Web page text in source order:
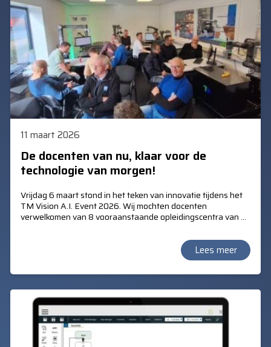
11 maart 2026
De docenten van nu, klaar voor de
technologie van morgen!
Vrijdag 6 maart stond in het teken van innovatie tijdens het
TM Vision A.I. Event 2026. Wij mochten docenten
verwelkomen van 8 vooraanstaande opleidingscentra van de
Lees meer